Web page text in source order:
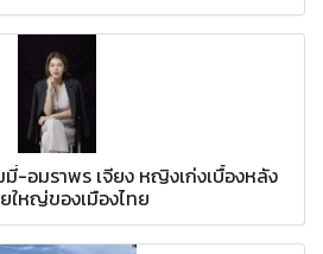
-อมราพร เจียง หญิงเก่งเบื้องหลัง
ใหญ่ของเมืองไทย